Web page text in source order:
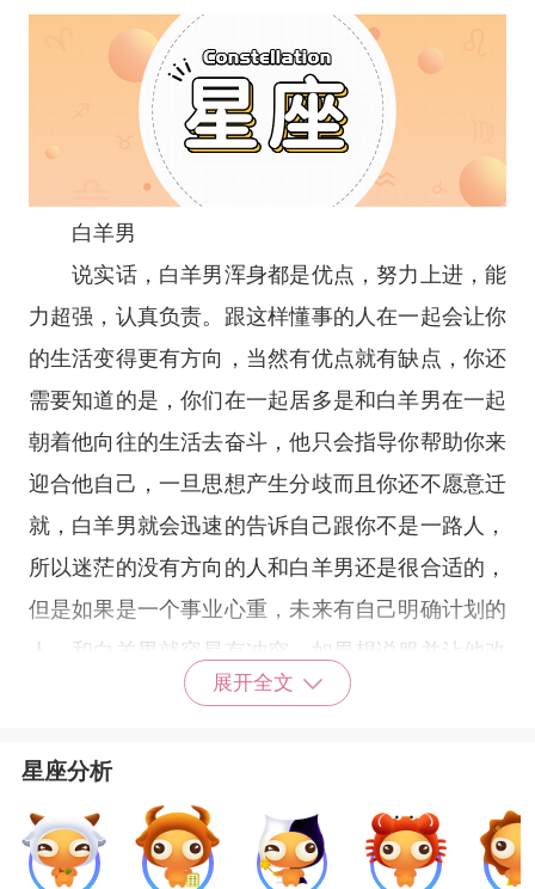
白羊男
说实话，白羊男浑身都是优点，努力上进，能
力超强，认真负责。跟这样懂事的人在一起会让你
的生活变得更有方向，当然有优点就有缺点，你还
需要知道的是，你们在一起居多是和白羊男在一起
朝着他向往的生活去奋斗，他只会指导你帮助你来
迎合他自己，一旦思想产生分歧而且你还不愿意迁
就，白羊男就会迅速的告诉自己跟你不是一路人，
所以迷茫的没有方向的人和白羊男还是很合适的，
但是如果是一个事业心重，未来有自己明确计划的
人，和白羊男就容易有冲突。如果想说服并让他改
变迎合你，很难，所以和白羊男在一起，不要怀疑
白羊座
势普通，正桃花运较浅，没有主动结交新朋友的打
算，心态上较为消极。你可以积极改善心态，主动
展开全文
星座分析